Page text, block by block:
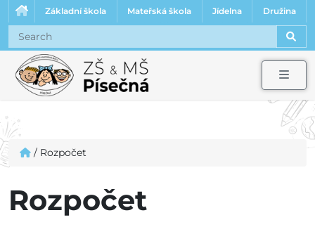
Základní škola Mateřská škola Jídelna Družina
/ Rozpočet
Rozpočet